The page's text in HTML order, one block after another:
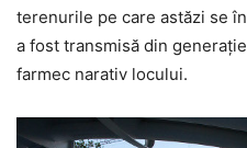
terenurile pe care astăzi se
a fost transmisă din
farmec narativ locului.